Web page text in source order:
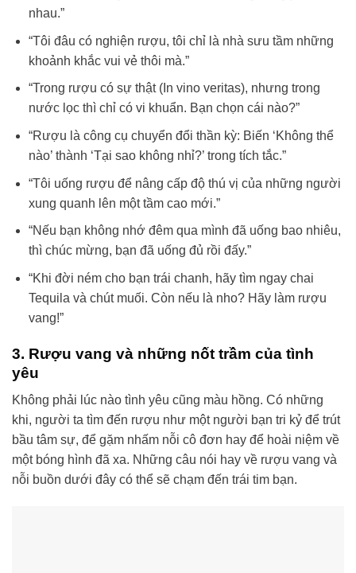
nhau.”
“Tôi đâu có nghiện rượu, tôi chỉ là nhà sưu tầm những
khoảnh khắc vui vẻ thôi mà.”
“Trong rượu có sự thật (In vino veritas), nhưng trong
nước lọc thì chỉ có vi khuẩn. Bạn chọn cái nào?”
“Rượu là công cụ chuyển đổi thần kỳ: Biến ‘Không thể
nào’ thành ‘Tại sao không nhỉ?’ trong tích tắc.”
“Tôi uống rượu để nâng cấp độ thú vị của những người
xung quanh lên một tầm cao mới.”
“Nếu bạn không nhớ đêm qua mình đã uống bao nhiêu,
thì chúc mừng, bạn đã uống đủ rồi đấy.”
“Khi đời ném cho bạn trái chanh, hãy tìm ngay chai
Tequila và chút muối. Còn nếu là nho? Hãy làm rượu
vang!”
3. Rượu vang và những nốt trầm của tình
yêu
Không phải lúc nào tình yêu cũng màu hồng. Có những
khi, người ta tìm đến rượu như một người bạn tri kỷ để trút
bầu tâm sự, để gặm nhấm nỗi cô đơn hay để hoài niệm về
một bóng hình đã xa. Những câu nói hay về rượu vang và
nỗi buồn dưới đây có thể sẽ chạm đến trái tim bạn.